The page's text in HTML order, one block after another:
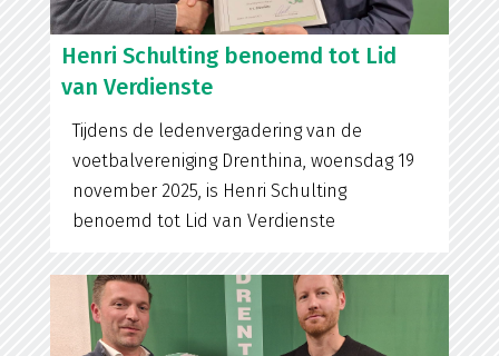
Henri Schulting benoemd tot Lid
van Verdienste
Tijdens de ledenvergadering van de
voetbalvereniging Drenthina, woensdag 19
november 2025, is Henri Schulting
benoemd tot Lid van Verdienste